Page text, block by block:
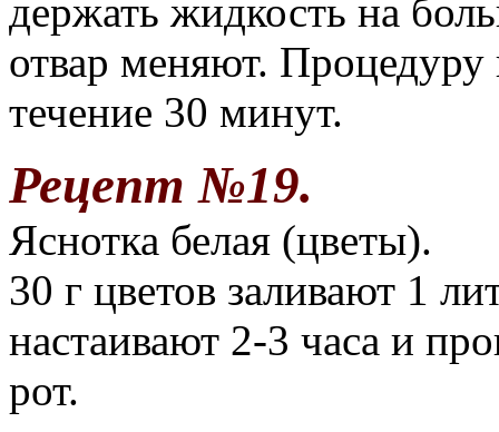
держать жидкость на
отвар меняют.
течение 30 минут.
Рецепт №19.
Яснотка белая (цветы).
30 г цветов заливают 1
настаивают 2-3 часа и
рот.